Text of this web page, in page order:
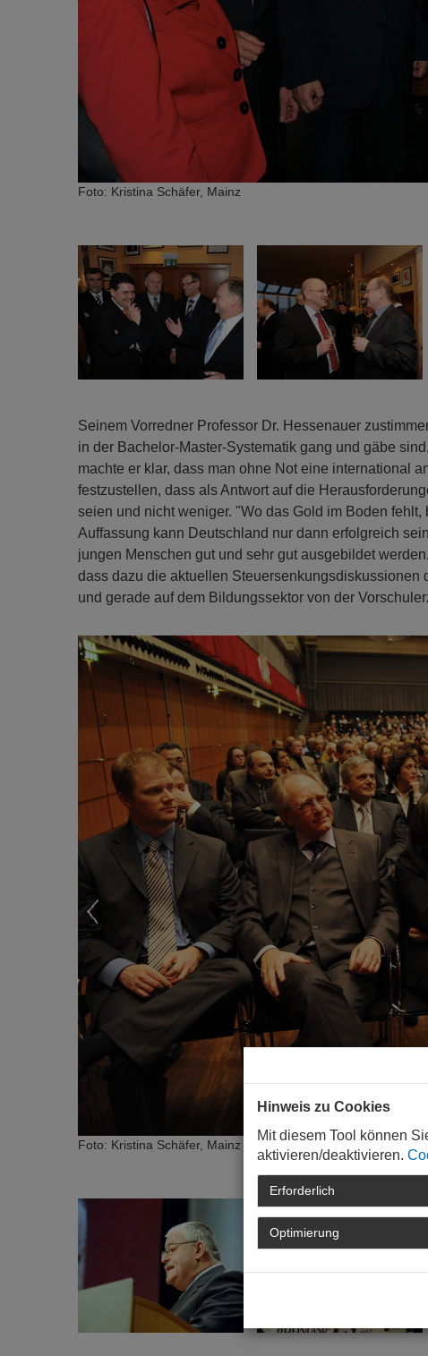
Foto: Kristina Schäfer, Mainz
Seinem Vorredner Professor Dr. Hessenauer
in der Bachelor-Master-Systematik gang und gäbe
machte er klar, dass man ohne Not eine international
festzustellen, dass als Antwort auf die
seien und nicht weniger. "Wo das Gold im Boden
Auffassung kann Deutschland nur dann erfolgreich
jungen Menschen gut und sehr gut ausgebildet
dass dazu die aktuellen
und gerade auf dem Bildungssektor von der
Foto: Kristina Schäfer, Mainz
Previous
Hinweis zu Cookies
Mit diesem Tool können
aktivieren/deaktivieren.
Erforderlich
Optimierung